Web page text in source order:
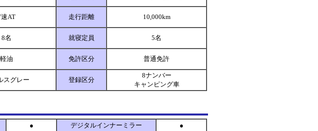
AT 走行距離 10,000km
8名 就寝定員 5名
軽油 免許区分 普通免許
スグレー 登録区分
8ナンバー
キャンピング車
● デジタルインナーミラー
●